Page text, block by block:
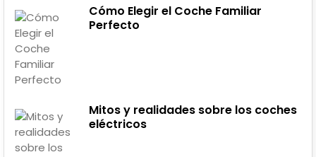
Cómo Elegir el Coche Familiar
Perfecto
Mitos y realidades sobre los coches
eléctricos